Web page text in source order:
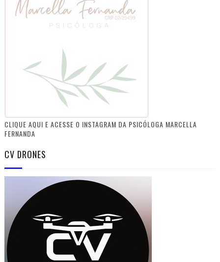
CLIQUE AQUI E ACESSE O INSTAGRAM DA PSICÓLOGA MARCELLA
FERNANDA
CV DRONES